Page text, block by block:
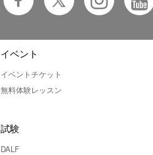
イベント
イベントチケット
無料体験レッスン
試験
DALF